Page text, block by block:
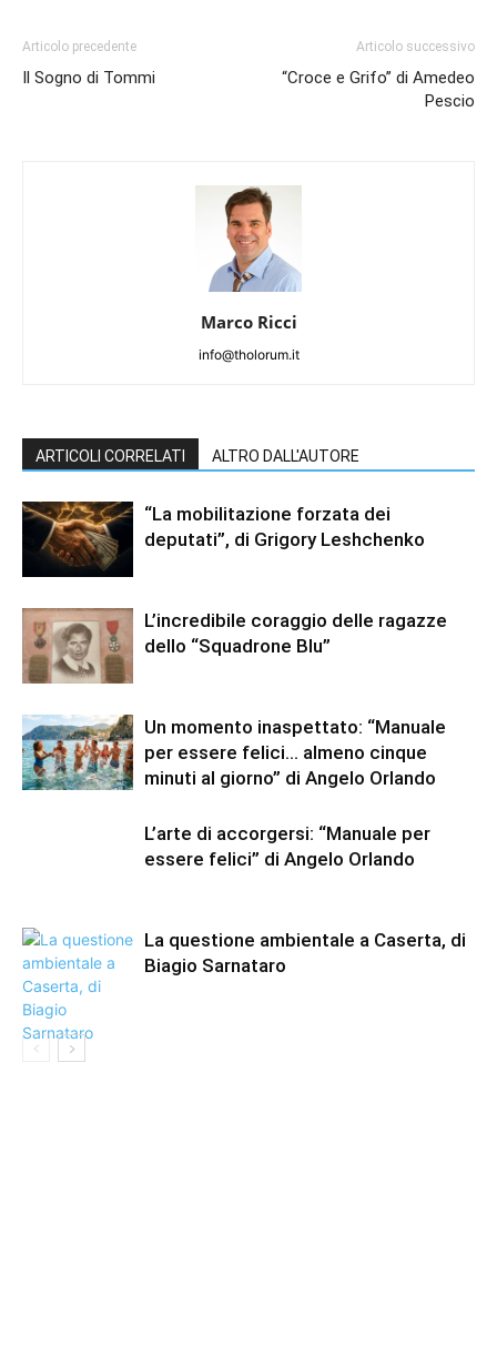
Articolo precedente
Il Sogno di Tommi
Articolo successivo
“Croce e Grifo” di Amedeo
Pescio
Marco Ricci
info@tholorum.it
ARTICOLI CORRELATI ALTRO DALL'AUTORE
“La mobilitazione forzata dei
deputati”, di Grigory Leshchenko
L’incredibile coraggio delle ragazze
dello “Squadrone Blu”
Un momento inaspettato: “Manuale
per essere felici… almeno cinque
minuti al giorno” di Angelo Orlando
L’arte di accorgersi: “Manuale per
essere felici” di Angelo Orlando
La questione ambientale a Caserta, di
Biagio Sarnataro